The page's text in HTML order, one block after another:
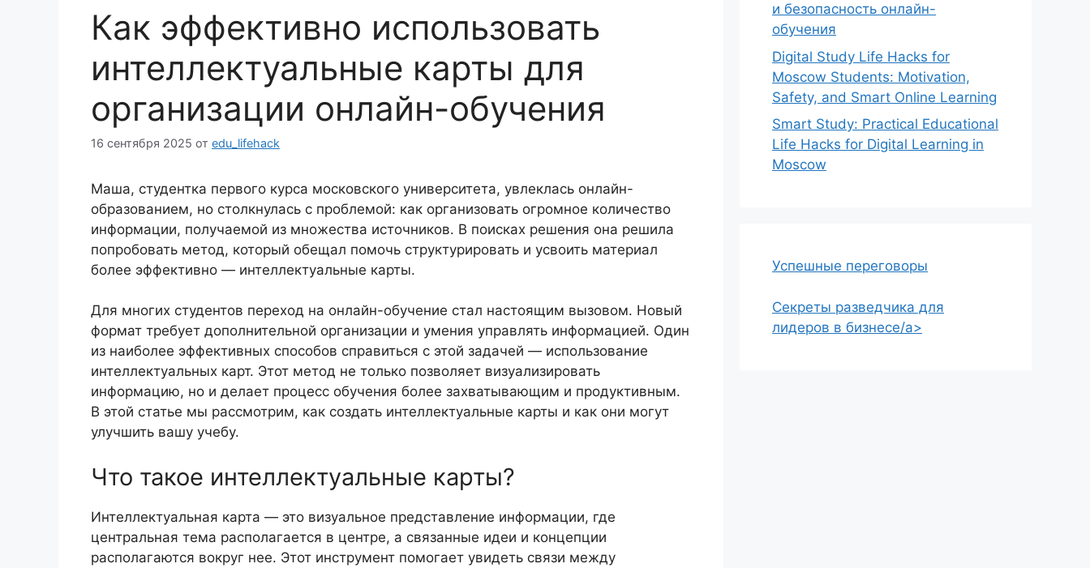
Как эффективно использовать
интеллектуальные карты для
организации онлайн-обучения
16 сентября 2025 от edu_lifehack
Маша, студентка первого курса московского университета, увлеклась онлайн-
образованием, но столкнулась с проблемой: как организовать огромное количество
информации, получаемой из множества источников. В поисках решения она решила
попробовать метод, который обещал помочь структурировать и усвоить материал
более эффективно — интеллектуальные карты.
Для многих студентов переход на онлайн-обучение стал настоящим вызовом. Новый
формат требует дополнительной организации и умения управлять информацией. Один
из наиболее эффективных способов справиться с этой задачей — использование
интеллектуальных карт. Этот метод не только позволяет визуализировать
информацию, но и делает процесс обучения более захватывающим и продуктивным.
В этой статье мы рассмотрим, как создать интеллектуальные карты и как они могут
улучшить вашу учебу.
Что такое интеллектуальные карты?
Интеллектуальная карта — это визуальное представление информации, где
центральная тема располагается в центре, а связанные идеи и концепции
располагаются вокруг нее. Этот инструмент помогает увидеть связи между
и безопасность онлайн-
обучения
Digital Study Life Hacks for
Moscow Students: Motivation,
Safety, and Smart Online Learning
Smart Study: Practical Educational
Life Hacks for Digital Learning in
Moscow
Успешные переговоры
Секреты разведчика для
лидеров в бизнесе/a>